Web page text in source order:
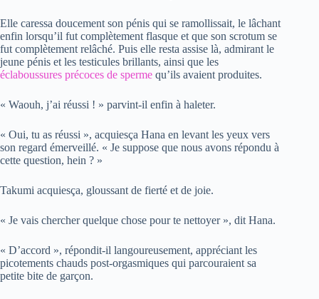
Elle caressa doucement son pénis qui se ramollissait, le lâchant
enfin lorsqu’il fut complètement flasque et que son scrotum se
fut complètement relâché. Puis elle resta assise là, admirant le
jeune pénis et les testicules brillants, ainsi que les
éclaboussures précoces de sperme qu’ils avaient produites.
« Waouh, j’ai réussi ! » parvint-il enfin à haleter.
« Oui, tu as réussi », acquiesça Hana en levant les yeux vers
son regard émerveillé. « Je suppose que nous avons répondu à
cette question, hein ? »
Takumi acquiesça, gloussant de fierté et de joie.
« Je vais chercher quelque chose pour te nettoyer », dit Hana.
« D’accord », répondit-il langoureusement, appréciant les
picotements chauds post-orgasmiques qui parcouraient sa
petite bite de garçon.